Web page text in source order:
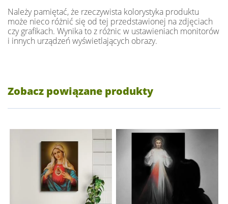
Należy pamiętać, że rzeczywista kolorystyka produktu
może nieco różnić się od tej przedstawionej na zdjęciach
czy grafikach. Wynika to z różnic w ustawieniach monitorów
i innych urządzeń wyświetlających obrazy.
Zobacz powiązane produkty